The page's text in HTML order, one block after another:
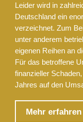
Leider wird in
Deutschland ein
verzeichnet. Zum
unter anderem
eigenen Reihen an
Für das betroffene
finanzieller
Jahres auf den
Mehr erfahren